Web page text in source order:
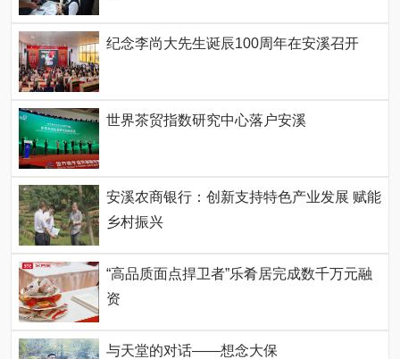
纪念李尚大先生诞辰100周年在安溪召开
世界茶贸指数研究中心落户安溪
安溪农商银行：创新支持特色产业发展 赋能
乡村振兴
“高品质面点捍卫者”乐肴居完成数千万元融
资
与天堂的对话——想念大保